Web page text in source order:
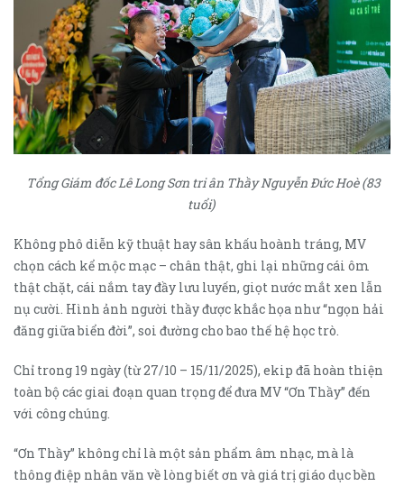
Tổng Giám đốc Lê Long Sơn tri ân Thầy Nguyễn Đức Hoè (83
tuổi)
Không phô diễn kỹ thuật hay sân khấu hoành tráng, MV
chọn cách kể mộc mạc – chân thật, ghi lại những cái ôm
thật chặt, cái nắm tay đầy lưu luyến, giọt nước mắt xen lẫn
nụ cười. Hình ảnh người thầy được khắc họa như “ngọn hải
đăng giữa biển đời”, soi đường cho bao thế hệ học trò.
Chỉ trong 19 ngày (từ 27/10 – 15/11/2025), ekip đã hoàn thiện
toàn bộ các giai đoạn quan trọng để đưa MV “Ơn Thầy” đến
với công chúng.
“Ơn Thầy” không chỉ là một sản phẩm âm nhạc, mà là
thông điệp nhân văn về lòng biết ơn và giá trị giáo dục bền